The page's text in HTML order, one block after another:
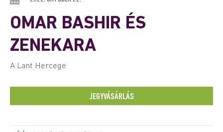
OMAR BASHIR ÉS
ZENEKARA
A Lant Hercege
JEGYVÁSÁRLÁS